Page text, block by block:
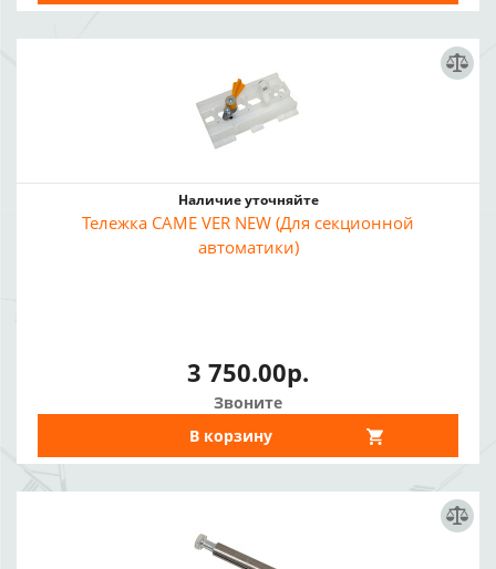
Наличие уточняйте
Тележка CAME VER NEW (Для секционной
автоматики)
3 750.00р.
Звоните
В корзину